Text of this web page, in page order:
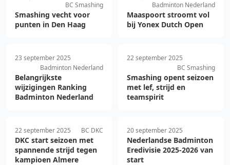
BC Smashing
Smashing vecht voor
punten in Den Haag
Badminton Nederland
Maaspoort stroomt vol
bij Yonex Dutch Open
23 september 2025
Badminton Nederland
Belangrijkste
wijzigingen Ranking
Badminton Nederland
22 september 2025
BC Smashing
Smashing opent seizoen
met lef, strijd en
teamspirit
22 september 2025 BC DKC
DKC start seizoen met
spannende strijd tegen
kampioen Almere
20 september 2025
Nederlandse Badminton
Eredivisie 2025-2026 van
start